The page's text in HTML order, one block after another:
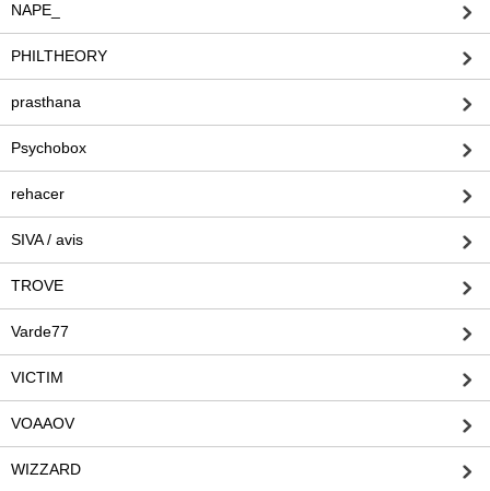
NAPE_
PHILTHEORY
prasthana
Psychobox
rehacer
SIVA / avis
TROVE
Varde77
VICTIM
VOAAOV
WIZZARD